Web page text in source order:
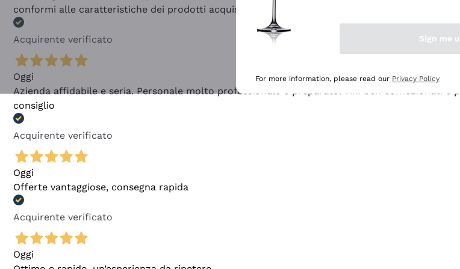
conformi alle caratteristiche dei prodotti acquistati
Acquirente verificato
Oggi
Azienda affidabile e seria. Personale molto professionale e preparato. Vini ben confezionati
consiglio
Acquirente verificato
Oggi
Offerte vantaggiose, consegna rapida
Acquirente verificato
Oggi
Sign me
For more information, please read our Privacy Policy